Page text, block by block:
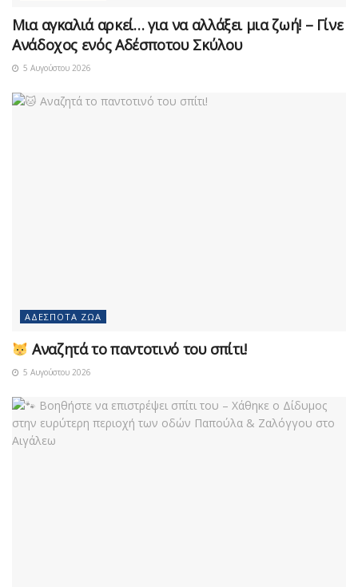
Μια αγκαλιά αρκεί… για να αλλάξει μια ζωή! – Γίνε
Ανάδοχος ενός Αδέσποτου Σκύλου
5 Αυγούστου 2026
ΑΔΈΣΠΟΤΑ ΖΏΑ
Αναζητά το παντοτινό του σπίτι!
5 Αυγούστου 2026